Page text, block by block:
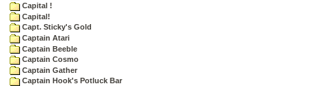
Capital !
Capital!
Capt. Sticky's Gold
Captain Atari
Captain Beeble
Captain Cosmo
Captain Gather
Captain Hook's Potluck Bar